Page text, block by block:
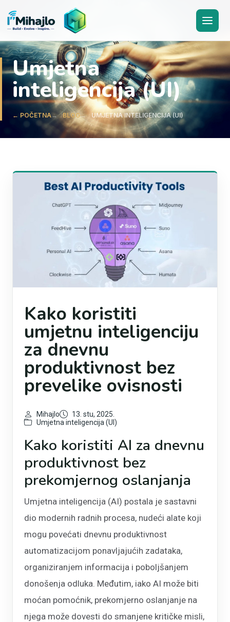
I'Mihajlo
Umjetna
inteligencija (UI)
← POČETNA BLOG UMJETNA INTELIGENCIJA (UI)
Kako koristiti
umjetnu inteligenciju
za dnevnu
produktivnost bez
prevelike ovisnosti
Mihajlo
13. stu, 2025.
Umjetna inteligencija (UI)
Kako koristiti AI za dnevnu
produktivnost bez
prekomjernog oslanjanja
Umjetna inteligencija (AI) postala je sastavni
dio modernih radnih procesa, nudeći alate koji
mogu povećati dnevnu produktivnost
automatizacijom ponavljajućih zadataka,
organiziranjem informacija i poboljšanjem
donošenja odluka. Međutim, iako AI može biti
moćan pomoćnik, prekomjerno oslanjanje na
njega može dovesti do smanjene kritičke misli,